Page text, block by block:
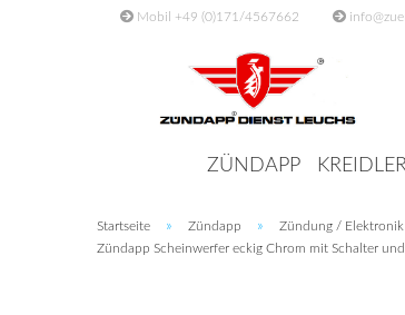
Mobil +49 (0)171/4567662
ZÜNDAPP
Startseite » Zündapp » Zündung /
Zündapp Scheinwerfer eckig Chrom mit Schalter